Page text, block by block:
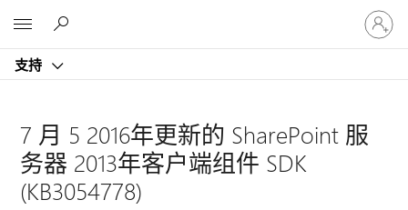
支持
请
登
录
户
7 月 5 2016年更新的 SharePoint 服
务器 2013年客户端组件 SDK
(KB3054778)